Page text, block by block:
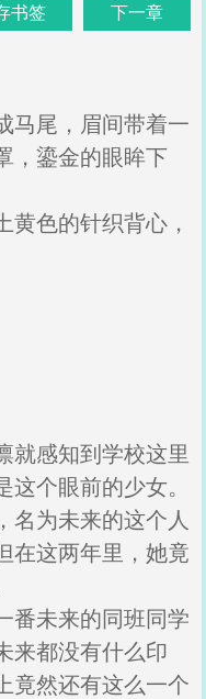
书签 下一章
马尾，眉间带着一
，鎏金的眼眸下
黄色的针织背心，
就感知到学校这里
个眼前的少女。
名为未来的这个人
在这两年里，她竟
番未来的同班同学
来都没有什么印
竟然还有这么一个